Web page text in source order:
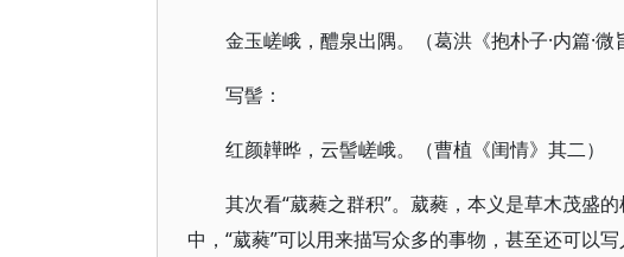
金玉嵯峨，醴泉出隅。（葛洪《抱朴子·内篇·微
写髻：
红颜韡晔，云髻嵯峨。（曹植《闺情》其二）
其次看“葳蕤之群积”。葳蕤，本义是草木茂盛
中，“葳蕤”可以用来描写众多的事物，甚至还可以写